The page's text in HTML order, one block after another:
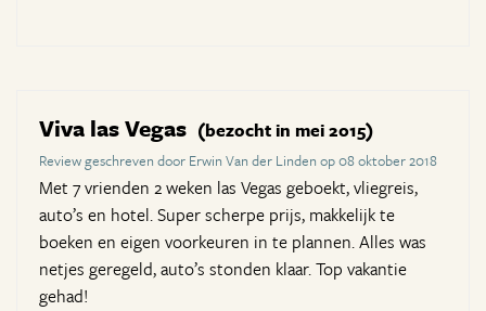
Viva las Vegas (bezocht in mei 2015)
Review geschreven door Erwin Van der Linden op 08 oktober 2018
Met 7 vrienden 2 weken las Vegas geboekt, vliegreis,
auto’s en hotel. Super scherpe prijs, makkelijk te
boeken en eigen voorkeuren in te plannen. Alles was
netjes geregeld, auto’s stonden klaar. Top vakantie
gehad!